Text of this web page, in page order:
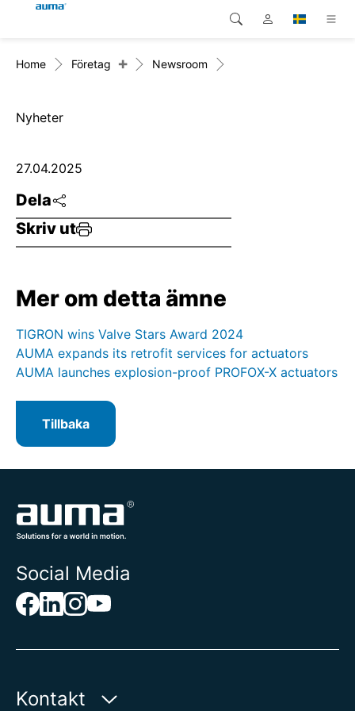
Produkter
Lösningar
Service
Företag
Global
Europa
Asien och Stillahavsområdet
Nordamerika
Sök
Home Företag + Newsroom
Nyheter
Dela
Skriv ut
27.04.2025
Mer om detta ämne
TIGRON wins Valve Stars Award 2024
AUMA expands its retrofit services for actuators
AUMA launches explosion-proof PROFOX-X actuators
Tillbaka
Social Media
Kontakt